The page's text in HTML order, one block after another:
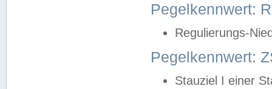
Pegelkennwert:
Regulierungs-
Pegelkennwert:
Stauziel I einer